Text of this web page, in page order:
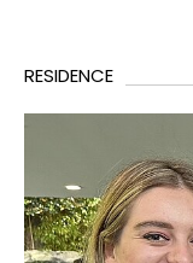
RESIDENCE